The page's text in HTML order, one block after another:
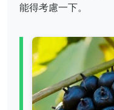
能得考慮一下。